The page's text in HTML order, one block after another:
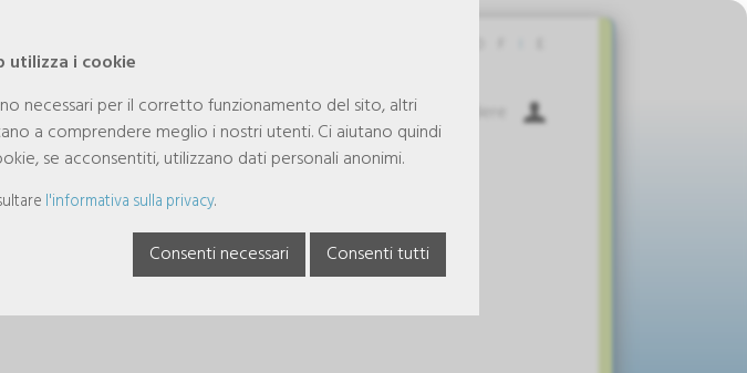
Carrello spesa
utilizza i cookie
necessari per il corretto funzionamento del sito, altri
a comprendere meglio i nostri utenti. Ci aiutano quindi
se acconsentiti, utilizzano dati personali anonimi.
l'informativa sulla privacy.
Consenti necessari Consenti tutti